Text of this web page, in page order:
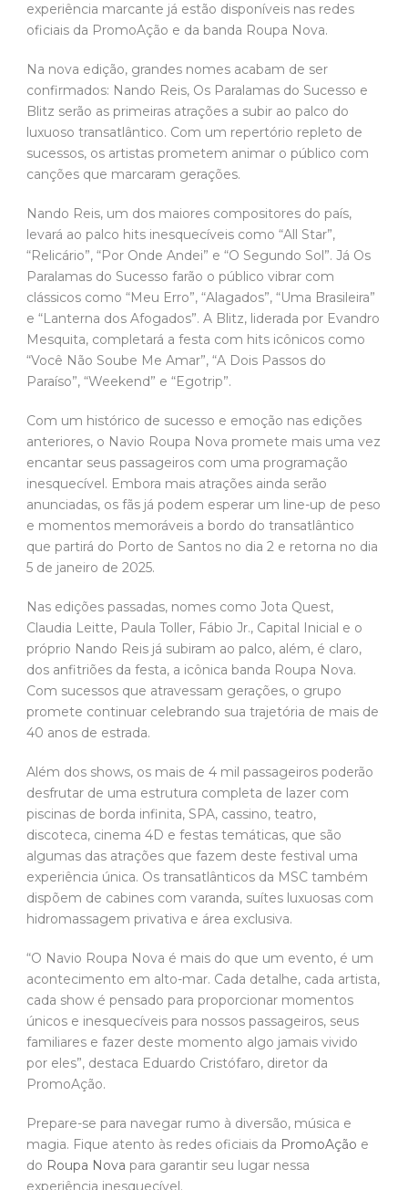
experiência marcante já estão disponíveis nas redes
oficiais da PromoAção e da banda Roupa Nova.
Na nova edição, grandes nomes acabam de ser
confirmados: Nando Reis, Os Paralamas do Sucesso e
Blitz serão as primeiras atrações a subir ao palco do
luxuoso transatlântico. Com um repertório repleto de
sucessos, os artistas prometem animar o público com
canções que marcaram gerações.
Nando Reis, um dos maiores compositores do país,
levará ao palco hits inesquecíveis como “All Star”,
“Relicário”, “Por Onde Andei” e “O Segundo Sol”. Já Os
Paralamas do Sucesso farão o público vibrar com
clássicos como “Meu Erro”, “Alagados”, “Uma Brasileira”
e “Lanterna dos Afogados”. A Blitz, liderada por Evandro
Mesquita, completará a festa com hits icônicos como
“Você Não Soube Me Amar”, “A Dois Passos do
Paraíso”, “Weekend” e “Egotrip”.
Com um histórico de sucesso e emoção nas edições
anteriores, o Navio Roupa Nova promete mais uma vez
encantar seus passageiros com uma programação
inesquecível. Embora mais atrações ainda serão
anunciadas, os fãs já podem esperar um line-up de peso
e momentos memoráveis a bordo do transatlântico
que partirá do Porto de Santos no dia 2 e retorna no dia
5 de janeiro de 2025.
Nas edições passadas, nomes como Jota Quest,
Claudia Leitte, Paula Toller, Fábio Jr., Capital Inicial e o
próprio Nando Reis já subiram ao palco, além, é claro,
dos anfitriões da festa, a icônica banda Roupa Nova.
Com sucessos que atravessam gerações, o grupo
promete continuar celebrando sua trajetória de mais de
40 anos de estrada.
Além dos shows, os mais de 4 mil passageiros poderão
desfrutar de uma estrutura completa de lazer com
piscinas de borda infinita, SPA, cassino, teatro,
discoteca, cinema 4D e festas temáticas, que são
algumas das atrações que fazem deste festival uma
experiência única. Os transatlânticos da MSC também
dispõem de cabines com varanda, suítes luxuosas com
hidromassagem privativa e área exclusiva.
“O Navio Roupa Nova é mais do que um evento, é um
acontecimento em alto-mar. Cada detalhe, cada artista,
cada show é pensado para proporcionar momentos
únicos e inesquecíveis para nossos passageiros, seus
familiares e fazer deste momento algo jamais vivido
por eles”, destaca Eduardo Cristófaro, diretor da
PromoAção.
Prepare-se para navegar rumo à diversão, música e
magia. Fique atento às redes oficiais da PromoAção e
do Roupa Nova para garantir seu lugar nessa
experiência inesquecível.